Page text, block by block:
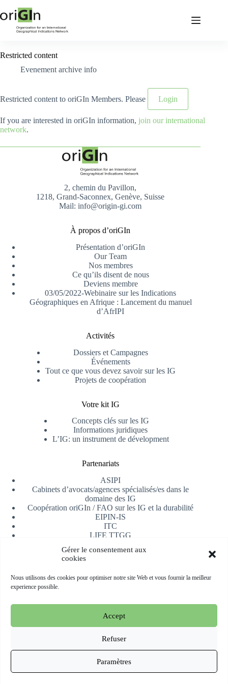
Gérer le consentement aux
cookies
Nous utilisons des cookies pour optimiser notre site Web et vous fournir la meilleur
experience possible.
Accept
Refuser
Paramètres
Restricted content
Evenement archive info
Restricted content to oriGIn Members. Please Login
If you are interested in oriGIn information, join our international
network.
2, chemin du Pavillon,
1218, Grand-Saconnex, Genève, Suisse
Mail: info@origin-gi.com
À propos d’oriGIn
Présentation d’oriGIn
Our Team
Nos membres
Ce qu’ils disent de nous
Deviens membre
03/05/2022-Webinaire sur les Indications
Géographiques en Afrique : Lancement du manuel
d’AfrIPI
Activités
Dossiers et Campagnes
Événements
Tout ce que vous devez savoir sur les IG
Projets de coopération
Votre kit IG
Concepts clés sur les IG
Informations juridiques
L’IG: un instrument de dévelopment
Partenariats
ASIPI
Cabinets d’avocats/agences spécialisés/es dans le
domaine des IG
Coopération oriGIn / FAO sur les IG et la durabilité
EIPIN-IS
ITC
LIFE TTGG
AfrIPI
Recevoir notre newsletter
S'inscrire
Copyright © 2026 oriGIn | Organization for an International
Geographical Indications Network -Site web hébergé et géré